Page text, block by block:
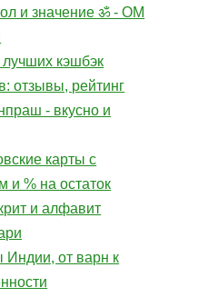
и значение ॐ - ОМ
кэшбэк
отзывы, рейтинг
- вкусно и
карты с
и % на остаток
и алфавит
Индии, от варн к